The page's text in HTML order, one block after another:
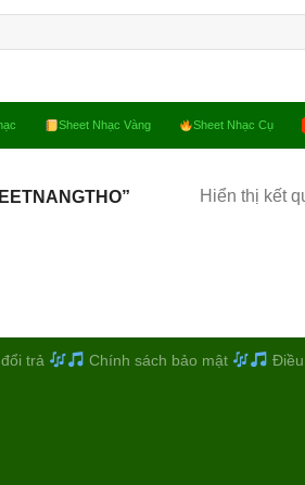
Sheet Nhạc Vàng Sheet Nhạc Cụ
Hiển thị kết
trả Chính sách bảo mật